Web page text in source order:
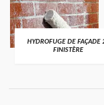
HYDROFUGE DE FAÇADE
FINISTÈRE